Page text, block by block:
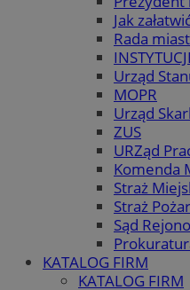
Jak
Rada
Urząd
MOPR
Urząd
ZUS
URZąd
Komenda
Straż
Straż
Sąd
KATALOG FIRM
KATALOG FIRM